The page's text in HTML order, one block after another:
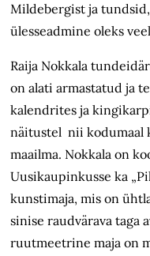
Mildebergist ja
ülesseadmine oleks
Raija Nokkala
on alati armastatud ja
kalendrites ja
näitustel nii kodumaal
maailma. Nokkala on
Uusikaupinkusse ka
kunstimaja, mis on
sinise raudvärava taga
ruutmeetrine maja on